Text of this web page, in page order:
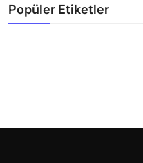
Popüler Etiketler